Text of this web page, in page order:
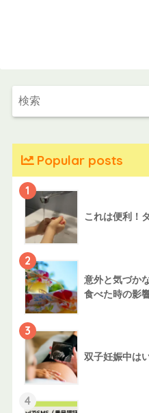
Popular posts
1
これは便利！
2
意外と気づか
食べた時の影
3
双子妊娠中は
4